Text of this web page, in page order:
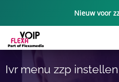
Nieuw voor
Ivr menu zzp instellen